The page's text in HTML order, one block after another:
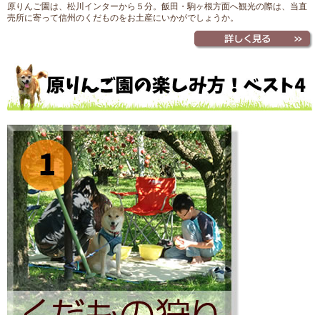
原りんご園は、松川インターから５分。飯田・駒ヶ根方面へ観光の際は、当直
売所に寄って信州のくだものをお土産にいかがでしょうか。